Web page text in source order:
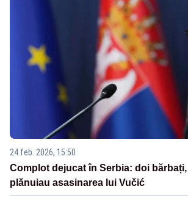
24 feb. 2026, 15:50
Complot dejucat în Serbia: doi
plănuiau asasinarea lui Vučić